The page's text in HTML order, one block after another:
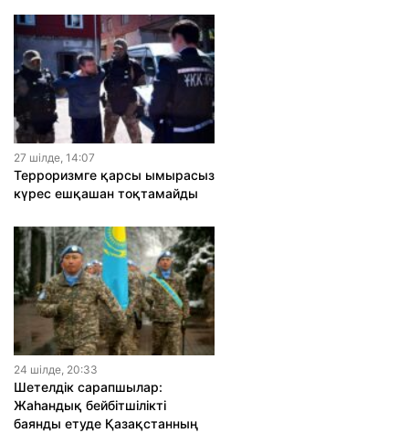
27 шiлде, 14:07
Терроризмге қарсы ымырасыз
күрес ешқашан тоқтамайды
24 шiлде, 20:33
Шетелдік сарапшылар:
Жаһандық бейбітшілікті
баянды етуде Қазақстанның